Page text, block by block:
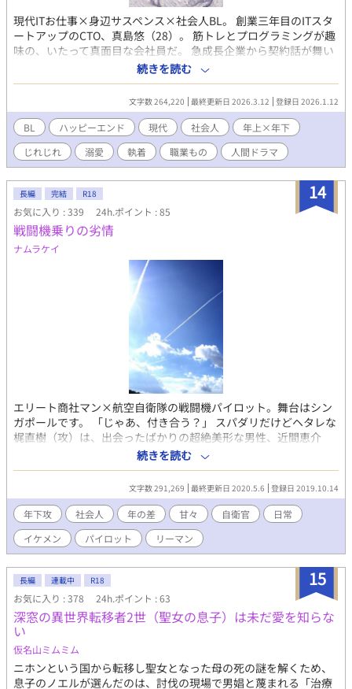
現代ITお仕事×身辺サスペンス×社会人BL。 創業三年目のITスタ
ートアップのCTO、真島悠（28）。 筋トレとプログラミングが趣
味の、いたって真面目な会社員だ。 急成長企業から契約話が舞い
込む。 現れたイケメン社長は、優秀で礼儀正しい――のだが、や
たらと距離が近くて戸惑った。 契約が動き出した頃から、真島の
身辺では付きまといめいたトラブルが続発する。 頼むから、普通
に仕事をさせてくれ。 おしごとと生活を守りたい社会人が、恋と
不穏に巻き込まれていく――。 全60話完結予定／毎日18時更新
※ハッピーエンド ※一部シリアス・暴力描写あり ※R-18は終盤
※カプ固定／主人公受
続きを読む
文字数 264,220 最終更新日 2026.3.12 登録日 2026.1.12
BL ハッピーエンド 現代 社会人
年上×年下
じれじれ
溺愛 執着 職業もの 人間ドラマ
14
長編 完結 R18
お気に入り : 339 24h.ポイント : 85
戦闘機乗りの劣情
ナムラケイ
エリート商社マン×航空自衛隊の戦闘機パイロット。舞台はシン
ガポールです。 「じゃあ、付き合う？」 スパダリだけどヘタレな
梶直樹（攻）は、出会ったばかりの超絶美形な男性、近間恵介
（受）に交際を持ちかけられる。 大人な二人が、恋に仕事に成長
していくお仕事ＢＬです。Ｒ－１８シーンあり。 主人公２人の視
点が交互に進みます。時々モブ視点です。ムーンライトノベルズ
様にも掲載しています。 近間家三男の行人を主人公としたスピン
オフ「ヤンキーDKの献身」も掲載しています。 第７回BL小説大
賞の奨励賞をいただきました！ 投票してくださった皆様、読んで
くださっている皆様、ありがとうございます。
続きを読む
文字数 291,269 最終更新日 2020.5.6 登録日 2019.10.14
年下攻 社会人 年の差 甘々 自衛官
日常
イケメン
パイロット リーマン
15
長編 連載中 R18
お気に入り : 378 24h.ポイント : 63
深窓の異世界転移者2世（聖女の息子）は未だ愛を知らな
い
仮名山ミムミム
ニホンという国から転移し聖女となった母の死の謎を解くため、
息子のノエルが選んだのは、討伐の現場で男娼と蔑まれる「治療